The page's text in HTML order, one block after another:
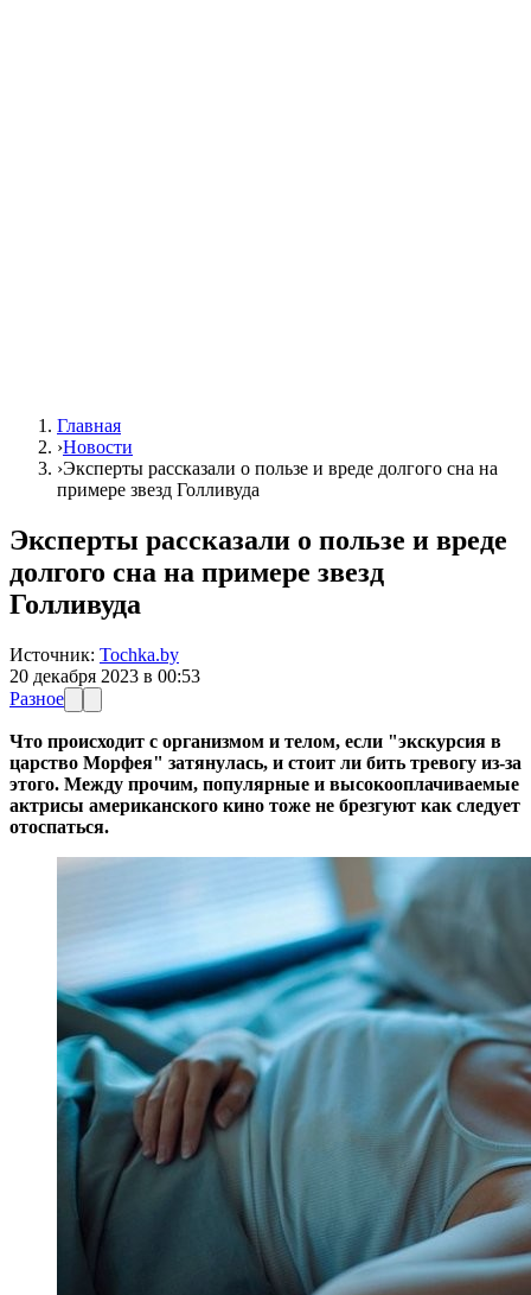
Главная
›Новости
›Эксперты рассказали о пользе и вреде долгого сна на
примере звезд Голливуда
Эксперты рассказали о пользе и вреде
долгого сна на примере звезд
Голливуда
Источник: Tochka.by
20 декабря 2023 в 00:53
Разное
Что происходит с организмом и телом, если "экскурсия в
царство Морфея" затянулась, и стоит ли бить тревогу из-за
этого. Между прочим, популярные и высокооплачиваемые
актрисы американского кино тоже не брезгуют как следует
отоспаться.